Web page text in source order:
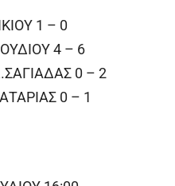
1 – 0
4 – 6
0 – 2
0 – 1